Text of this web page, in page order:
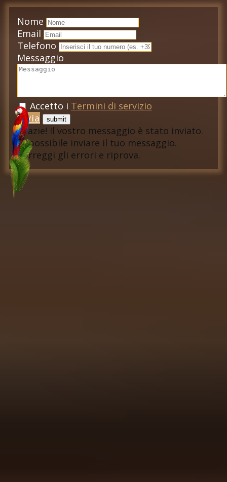
Nome
Email
Telefono
Messaggio
Accetto i Termini di servizio
Invia
Grazie! Il vostro messaggio è stato inviato.
Impossibile inviare il tuo messaggio.
Correggi gli errori e riprova.